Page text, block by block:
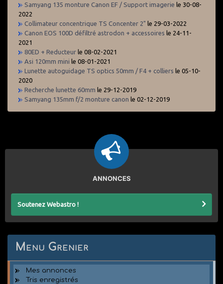
Samyang 135 monture Canon EF / Support imagerie le 30-08-
2022
Collimateur concentrique TS Concenter 2" le 29-03-2022
Canon EOS 100D défiltré astrodon + accessoires le 24-11-
2021
80ED + Reducteur le 08-02-2021
Asi 120mm mini le 08-01-2021
Lunette autoguidage TS optics 50mm / F4 + colliers le 05-10-
2020
Recherche lunette 60mm le 29-12-2019
Samyang 135mm f/2 monture canon le 02-12-2019
ANNONCES
Soutenez Webastro !
Menu Grenier
Mes annonces
Tris enregistrés